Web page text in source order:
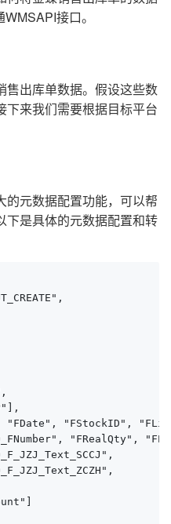
接口。
售出库单数据。假设这些数
下来我们需要根据目标平台
的元数据配置功能，可以帮
下是具体的元数据配置和转
"FDate", "FStockID",
"FRealQty",